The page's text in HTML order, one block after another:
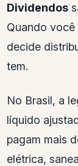
Dividendos
Quando
decide
tem.
No Brasil, a
líquido
pagam mais
elétrica,